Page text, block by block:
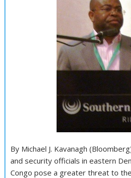
By Michael J. Kavanagh
and security officials in eastern
Congo pose a greater threat to